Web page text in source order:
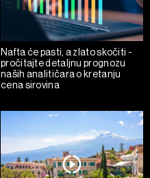
Nafta će pasti, a zlato skočiti -
pročitajte detaljnu prognozu
naših analitičara o kretanju
cena sirovina